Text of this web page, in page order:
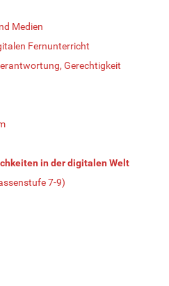
Medien
Fernunterricht
Gerechtigkeit
in der digitalen Welt
7-9)